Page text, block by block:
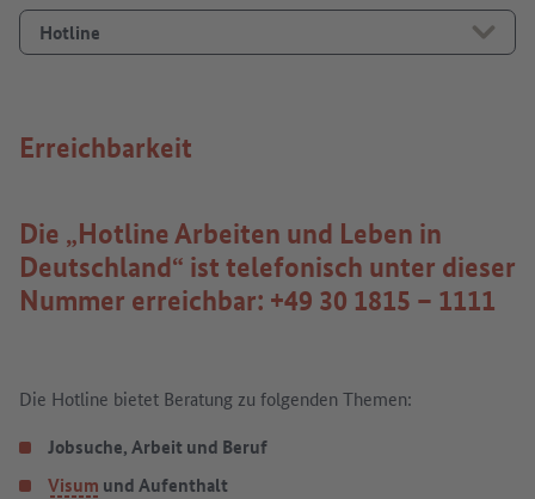
Hotline
Erreichbarkeit
Die „Hotline Arbeiten und Leben in
Deutschland“ ist telefonisch unter dieser
Nummer erreichbar: +49 30 1815 – 1111
Die Hotline bietet Beratung zu folgenden Themen:
Jobsuche, Arbeit und Beruf
Visum und Aufenthalt